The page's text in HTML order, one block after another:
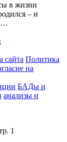
в жизни
– и
…
сайта Политика
на
БАДы и
анализы и
1